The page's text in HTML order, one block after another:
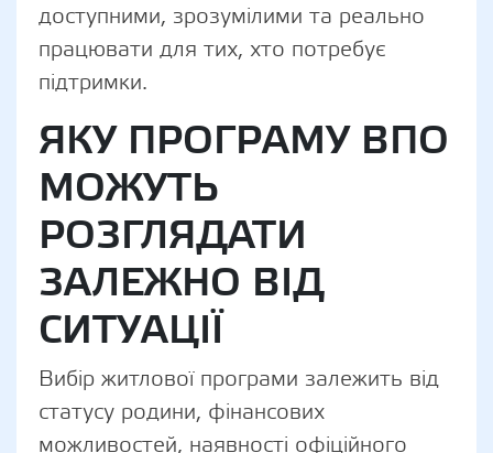
доступними, зрозумілими та реально
працювати для тих, хто потребує
підтримки.
ЯКУ ПРОГРАМУ ВПО
МОЖУТЬ
РОЗГЛЯДАТИ
ЗАЛЕЖНО ВІД
СИТУАЦІЇ
Вибір житлової програми залежить від
статусу родини, фінансових
можливостей, наявності офіційного